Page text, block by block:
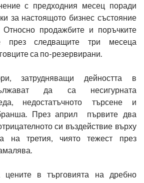
с предходния месец поради
за настоящото бизнес състояние
Относно продажбите и поръчките
през следващите три месеца
са по-резервирани.
затрудняващи дейността в
да са несигурната
недостатъчното търсене и
През април първите два
си въздействие върху
на третия, чиято тежест през
в търговията на дребно